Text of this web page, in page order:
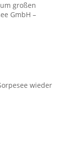
großen
GmbH –
wieder